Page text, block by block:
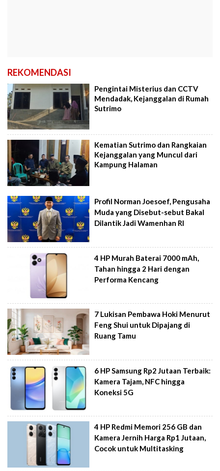
REKOMENDASI
Pengintai Misterius dan CCTV
Mendadak, Kejanggalan di Rumah
Sutrimo
Kematian Sutrimo dan Rangkaian
Kejanggalan yang Muncul dari
Kampung Halaman
Profil Norman Joesoef, Pengusaha
Muda yang Disebut-sebut Bakal
Dilantik Jadi Wamenhan RI
4 HP Murah Baterai 7000 mAh,
Tahan hingga 2 Hari dengan
Performa Kencang
7 Lukisan Pembawa Hoki Menurut
Feng Shui untuk Dipajang di
Ruang Tamu
6 HP Samsung Rp2 Jutaan Terbaik:
Kamera Tajam, NFC hingga
Koneksi 5G
4 HP Redmi Memori 256 GB dan
Kamera Jernih Harga Rp1 Jutaan,
Cocok untuk Multitasking